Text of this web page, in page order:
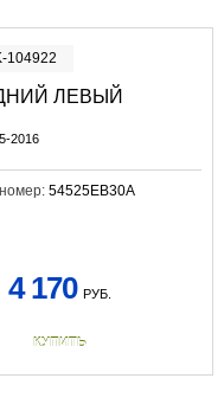
104922
ЛЕВЫЙ
2016
54525EB30A
4 170 РУБ.
КУПИТЬ